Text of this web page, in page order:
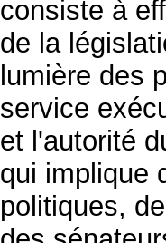
consiste à
de la
lumière des
service
et l'autorité
qui implique
politiques,